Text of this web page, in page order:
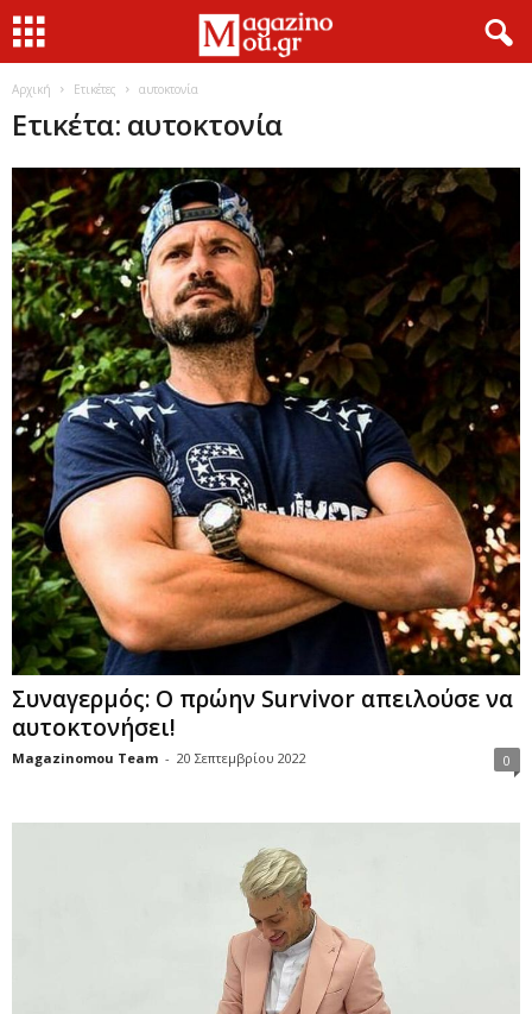
Αρχική Ετικέτες αυτοκτονία
Ετικέτα: αυτοκτονία
Συναγερμός: Ο πρώην Survivor απειλούσε να
αυτοκτονήσει!
Magazinomou Team - 20 Σεπτεμβρίου 2022 0